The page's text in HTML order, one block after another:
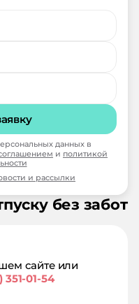
данных в
и политикой
и рассылки
без забот
сайте или
351-01-54